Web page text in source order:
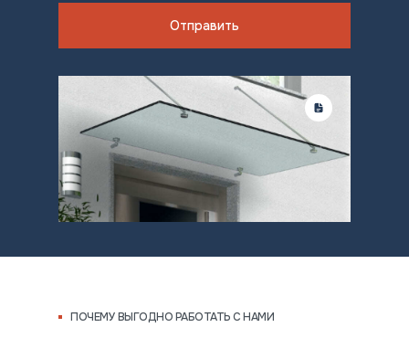
Отправить
ПОЧЕМУ ВЫГОДНО РАБОТАТЬ С НАМИ